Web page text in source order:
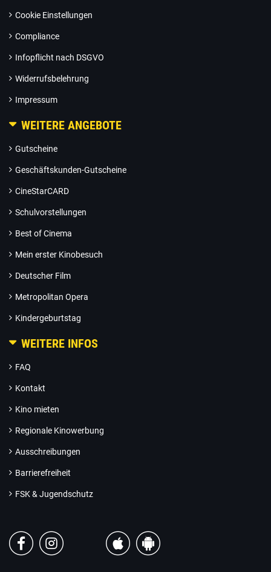
Cookie Einstellungen
Compliance
Infopflicht nach DSGVO
Widerrufsbelehrung
Impressum
WEITERE ANGEBOTE
Gutscheine
Geschäftskunden-Gutscheine
CineStarCARD
Schulvorstellungen
Best of Cinema
Mein erster Kinobesuch
Deutscher Film
Metropolitan Opera
Kindergeburtstag
WEITERE INFOS
FAQ
Kontakt
Kino mieten
Regionale Kinowerbung
Ausschreibungen
Barrierefreiheit
FSK & Jugendschutz